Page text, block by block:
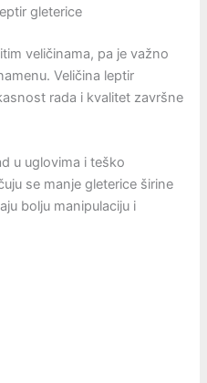
gleterice
veličinama, pa je važno
Veličina leptir
rada i kvalitet završne
u uglovima i teško
se manje gleterice širine
bolju manipulaciju i